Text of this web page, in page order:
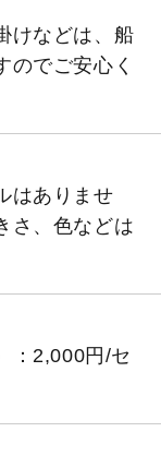
けなどは、船
のでご安心く
はありませ
さ、色などは
：2,000円/セ